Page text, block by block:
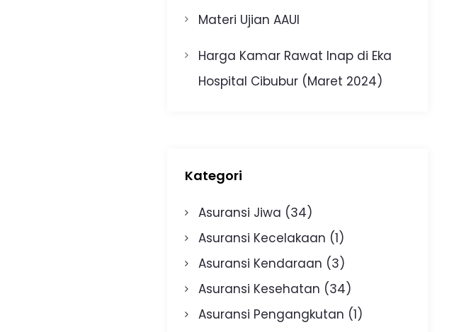
Materi Ujian AAUI
Harga Kamar Rawat Inap di Eka
Hospital Cibubur (Maret 2024)
Kategori
Asuransi Jiwa (34)
Asuransi Kecelakaan (1)
Asuransi Kendaraan (3)
Asuransi Kesehatan (34)
Asuransi Pengangkutan (1)